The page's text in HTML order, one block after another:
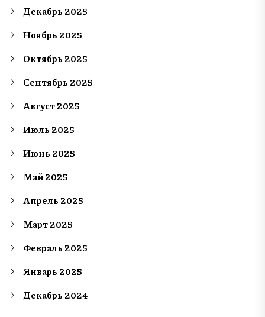
Декабрь 2025
Ноябрь 2025
Октябрь 2025
Сентябрь 2025
Август 2025
Июль 2025
Июнь 2025
Май 2025
Апрель 2025
Март 2025
Февраль 2025
Январь 2025
Декабрь 2024